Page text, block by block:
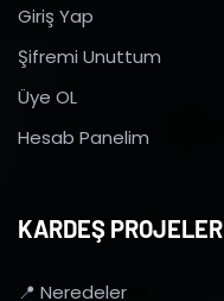
Giriş Yap
Şifremi Unuttum
Üye OL
Hesab Panelim
KARDEŞ PROJELER
📍 Neredeler